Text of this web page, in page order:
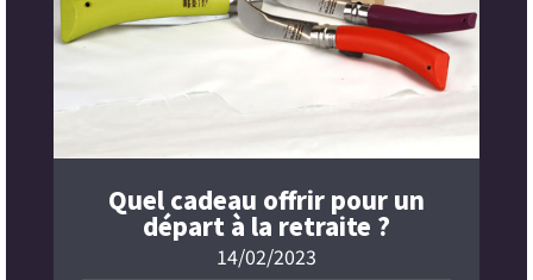
Quel cadeau offrir pour un
départ à la retraite ?
14/02/2023